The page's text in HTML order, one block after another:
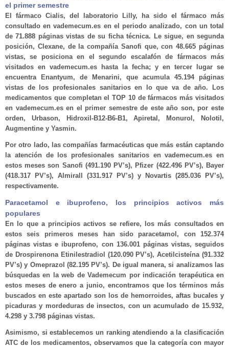
el primer semestre
El fármaco Cialis, del laboratorio Lilly, ha sido el fármaco más
consultado en vademecum.es en el periodo analizado, con un total
de 71.888 páginas vistas de su ficha técnica. Le sigue, en segunda
posición, Clexane, de la compañía Sanofi que, con 48.665 páginas
vistas, se posiciona en el segundo escalafón de fármacos más
visitados en vademecum.es hasta la fecha; y en tercer lugar se
encuentra Enantyum, de Menarini, que acumula 45.194 páginas
vistas de los profesionales sanitarios en lo que va de año. Los
medicamentos que completan el TOP 10 de fármacos más visitados
en vademecum.es en el primer semestre de este año son, por este
orden, Urbason, Hidroxil-B12-B6-B1, Apiretal, Monurol, Nolotil,
Augmentine y Yasmin.
Por otro lado, las compañías farmacéuticas que más están captando
la atención de los profesionales sanitarios en vademecum.es en
estos meses son Sanofi (491.190 PV’s), Pfizer (422.496 PV’s), Bayer
(418.317 PV’s), Almirall (331.917 PV’s) y Novartis (285.036 PV’s),
respectivamente.
Paracetamol e ibuprofeno, los principios activos más
populares
En lo que a principios activos se refiere, los más consultados en
estos seis primeros meses han sido paracetamol, con 152.374
páginas vistas e ibuprofeno, con 136.001 páginas vistas, seguidos
de Drospirenona Etinilestradiol (120.090 PV’s), Acetilcisteína (91.332
PV’s) y Omeprazol (82.195 PV’s). De igual manera, si analizamos las
búsquedas en la web de Vademecum por indicación terapéutica en
estos meses de enero a junio, encontramos que los términos más
buscados en este apartado son los de hemorroides, aftas bucales y
picaduras y mordeduras de insectos, con un acumulado de 15.932,
4.298 y 3.798 páginas vistas.
Asimismo, si establecemos un ranking atendiendo a la clasificación
ATC de los medicamentos, observamos que la categoría con mayor